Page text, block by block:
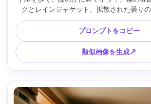
クとレインジャケット、拡散された曇り
28mm f/2で撮影、広い環境ポートレート、
フォトリアルな水分、夢のような超現実リ
プロンプトをコピー
類似画像を生成↗